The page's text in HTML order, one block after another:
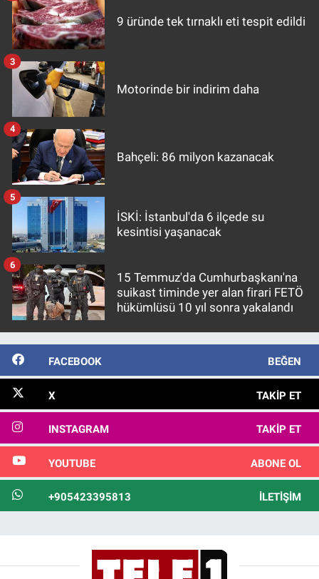
9 üründe tek tırnaklı eti tespit edildi
Motorinde bir indirim daha
3
Bahçeli: 86 milyon kazanacak
4
İSKİ: İstanbul'da 6 ilçede su
kesintisi yaşanacak
5
15 Temmuz'da Cumhurbaşkanı'na
suikast timinde yer alan firari FETÖ
hükümlüsü 10 yıl sonra yakalandı
6
FACEBOOK BEĞEN
X TAKIP ET
INSTAGRAM TAKIP ET
YOUTUBE ABONE OL
+905423395813 İLETIŞIM